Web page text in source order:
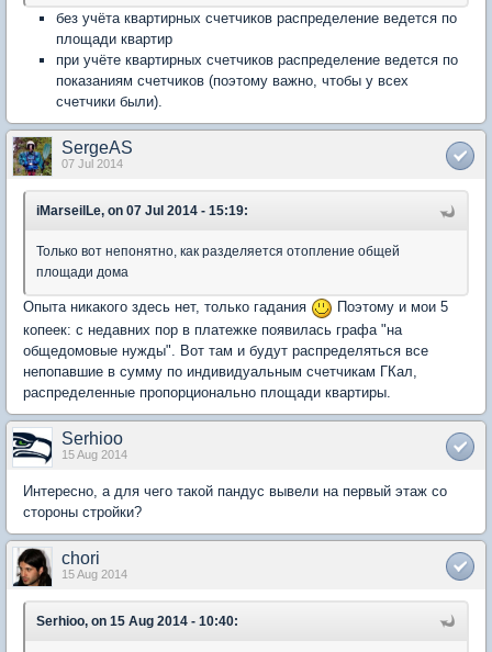
без учёта квартирных счетчиков распределение ведется по
площади квартир
при учёте квартирных счетчиков распределение ведется по
показаниям счетчиков (поэтому важно, чтобы у всех
счетчики были).
SergeAS
07 Jul 2014
iMarseilLe, on 07 Jul 2014 - 15:19:
Только вот непонятно, как разделяется отопление общей
площади дома
Опыта никакого здесь нет, только гадания
Поэтому и мои 5
копеек: с недавних пор в платежке появилась графа "на
общедомовые нужды". Вот там и будут распределяться все
непопавшие в сумму по индивидуальным счетчикам ГКал,
распределенные пропорционально площади квартиры.
Serhioo
15 Aug 2014
Интересно, а для чего такой пандус вывели на первый этаж со
стороны стройки?
chori
15 Aug 2014
Serhioo, on 15 Aug 2014 - 10:40: